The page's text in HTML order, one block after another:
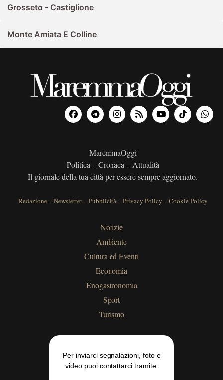
Grosseto - Castiglione
Monte Amiata E Colline
MaremmaOggi
Politica – Cronaca – Attualità
Il giornale della tua città per essere sempre aggiornato.
Redazione –Newsletter–Pubblicità–Privacy Policy –Cookie Policy
Notizie
Ambiente
Cultura ed Eventi
Economia
Enogastronomia
Sport
Turismo
Per inviarci segnalazioni, foto e
video puoi contattarci tramite: